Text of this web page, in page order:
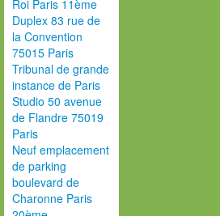
Roi Paris 11ème
Duplex 83 rue de
la Convention
75015 Paris
Tribunal de grande
instance de Paris
Studio 50 avenue
de Flandre 75019
Paris
Neuf emplacement
de parking
boulevard de
Charonne Paris